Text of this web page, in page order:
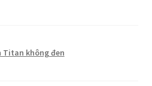
Titan không đen